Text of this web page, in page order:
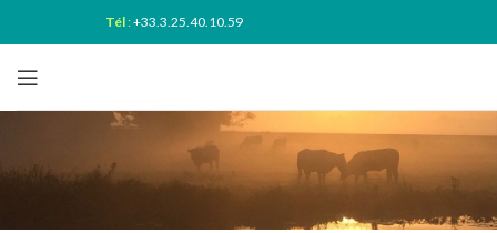
Tél:+33.3.25.40.10.59